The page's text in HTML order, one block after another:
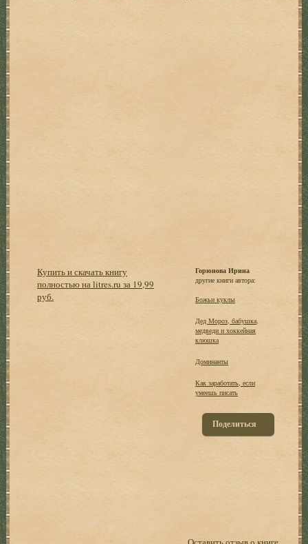
Купить и скачать книгу
полностью на litres.ru за 19,99
руб.
Горюнова Ирина
другие книги автора:
Божьи куклы
Дед Мороз, бабушка,
медведи и хоккейная
клюшка
Доминанты
Как заработать, если
умеешь писать
Поделиться